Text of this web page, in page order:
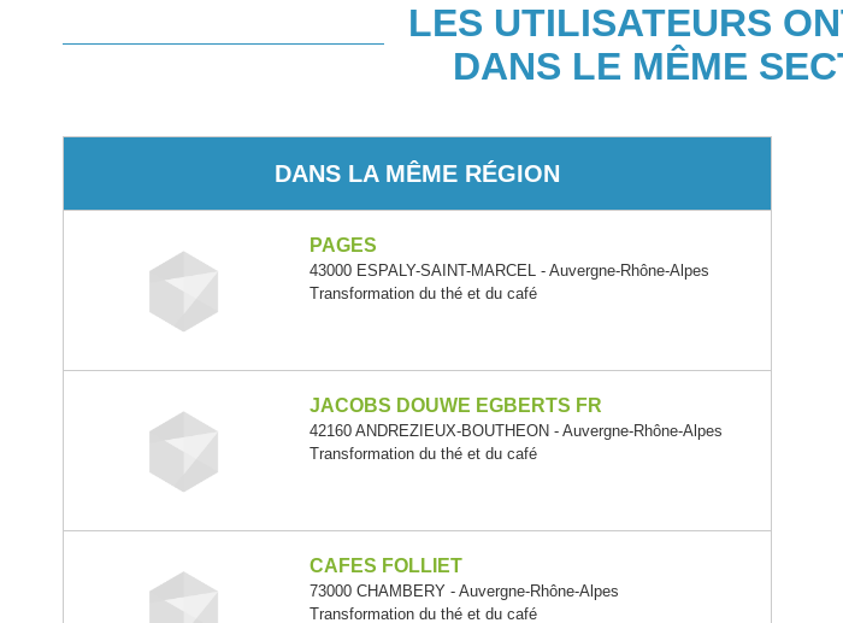
LES UTILISATEURS
DANS LE MÊME
DANS LA MÊME RÉGION
PAGES
43000 ESPALY-SAINT-MARCEL - Auvergne-Rhône-Alpes
Transformation du thé et du café
JACOBS DOUWE EGBERTS FR
42160 ANDREZIEUX-BOUTHEON - Auvergne-Rhône-Alpes
Transformation du thé et du café
CAFES FOLLIET
73000 CHAMBERY - Auvergne-Rhône-Alpes
Transformation du thé et du café